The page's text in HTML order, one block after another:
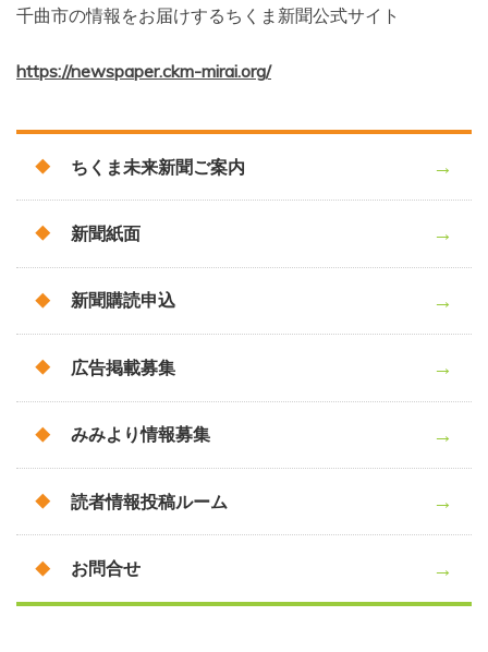
千曲市の情報をお届けするちくま新聞公式サイト
https://newspaper.ckm-mirai.org/
ちくま未来新聞ご案内
新聞紙面
新聞購読申込
広告掲載募集
みみより情報募集
読者情報投稿ルーム
お問合せ